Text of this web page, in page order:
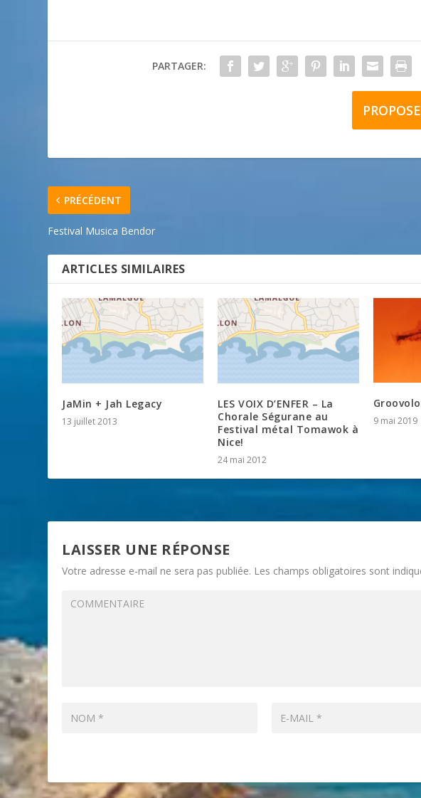
PARTAGER:
PRÉCÉDENT
Festival Musica Bendor
ARTICLES SIMILAIRES
JaMin + Jah Legacy
13 juillet 2013
LES VOIX D’ENFER – La
Chorale Ségurane au
Festival métal Tomawok à
Nice!
24 mai 2012
9 mai 2019
LAISSER UNE RÉPONSE
Votre adresse e-mail ne sera pas publiée. Les champs obligatoires sont